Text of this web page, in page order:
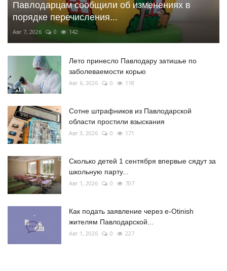
Павлодарцам сообщили об изменениях в
порядке перечисления...
Авг 7, 2026 0 142
Лето принесло Павлодару затишье по
заболеваемости корью
Авг 6, 2026 0 118
Сотне штрафников из Павлодарской
области простили взыскания
Авг 3, 2026 0 171
Сколько детей 1 сентября впервые сядут за
школьную парту...
Авг 1, 2026 0 707
Как подать заявление через e-Otinish
жителям Павлодарской...
Авг 1, 2026 0 227